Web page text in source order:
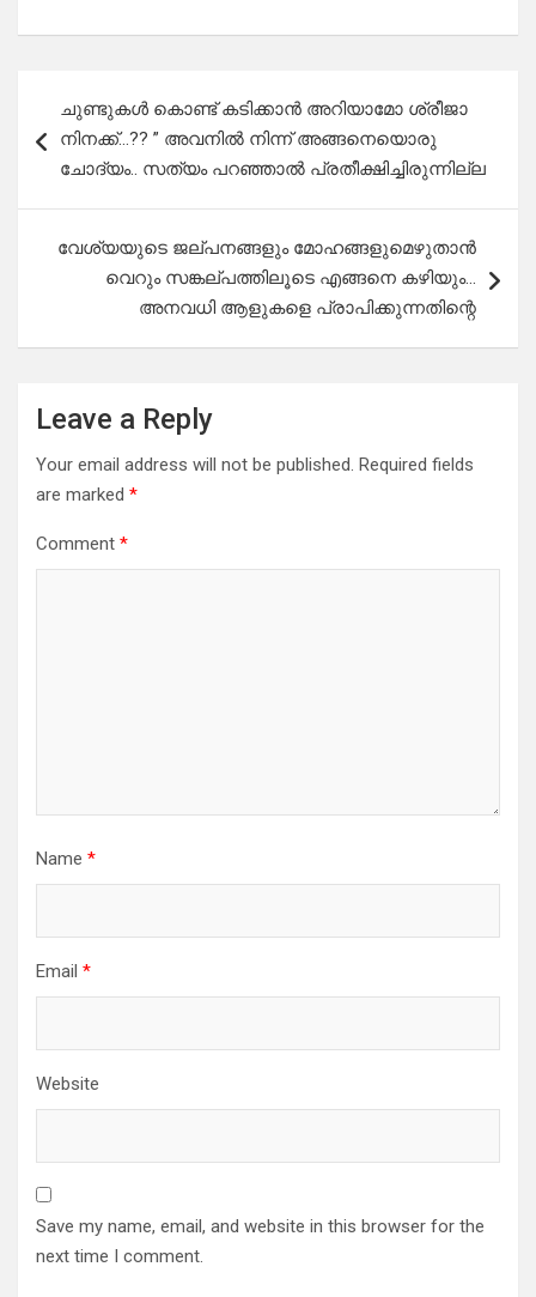
navigation
ചുണ്ടുകൾ കൊണ്ട് കടിക്കാൻ അറിയാമോ ശ്രീജാ
നിനക്ക്…?? ” അവനിൽ നിന്ന് അങ്ങനെയൊരു
ചോദ്യം.. സത്യം പറഞ്ഞാൽ പ്രതീക്ഷിച്ചിരുന്നില്ല
വേശ്യയുടെ ജല്പനങ്ങളും മോഹങ്ങളുമെഴുതാൻ
വെറും സങ്കല്പത്തിലൂടെ എങ്ങനെ കഴിയും…
അനവധി ആളുകളെ പ്രാപിക്കുന്നതിന്റെ
Leave a Reply
Your email address will not be published. Required fields
are marked *
Comment *
Name *
Email *
Website
Save my name, email, and website in this browser for the
next time I comment.